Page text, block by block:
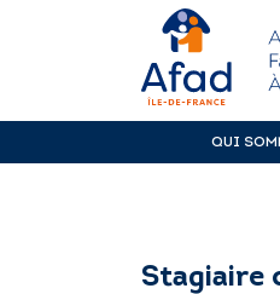
afad-
idf.asso.fr
QUI
Stagiaire